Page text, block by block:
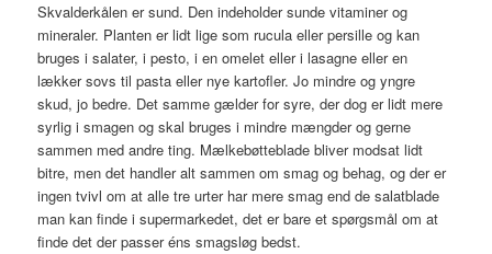
Skvalderkålen er sund. Den indeholder sunde vitaminer og
mineraler. Planten er lidt lige som rucula eller persille og kan
bruges i salater, i pesto, i en omelet eller i lasagne eller en
lækker sovs til pasta eller nye kartofler. Jo mindre og yngre
skud, jo bedre. Det samme gælder for syre, der dog er lidt mere
syrlig i smagen og skal bruges i mindre mængder og gerne
sammen med andre ting. Mælkebøtteblade bliver modsat lidt
bitre, men det handler alt sammen om smag og behag, og der er
ingen tvivl om at alle tre urter har mere smag end de salatblade
man kan finde i supermarkedet, det er bare et spørgsmål om at
finde det der passer éns smagsløg bedst.